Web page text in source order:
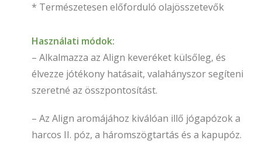
* Természetesen előforduló olajösszetevők
Használati módok:
– Alkalmazza az Align keveréket külsőleg, és
élvezze jótékony hatásait, valahányszor segíteni
szeretné az összpontosítást.
– Az Align aromájához kiválóan illő jógapózok a
harcos II. póz, a háromszögtartás és a kapupóz.